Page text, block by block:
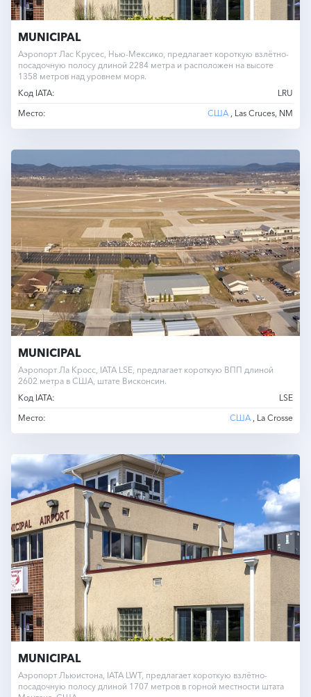
MUNICIPAL
Аэропорт Лас Крусес, Нью-Мексико, предлагает короткую взлётно-
посадочную полосу длиной 2284 метра и расположен на высоте
1358 метров над уровнем моря.
Код IATA:
LRU
Место:
США , Las Cruces, NM
MUNICIPAL
Аэропорт Ла Кросс, IATA LSE, предлагает короткую ВПП длиной
2602 метра в США, штате Висконсин.
Код IATA:
LSE
Место:
США , La Crosse
MUNICIPAL
Аэропорт Льюистона, IATA LWT, предлагает короткую взлётно-
посадочную полосу длиной 1707 метров в горной местности штата